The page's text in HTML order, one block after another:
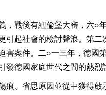
，戰後有紐倫堡大審，六
引起社會的檢討聲浪。第
害案件。二○一三年，德國
發德國家庭世代之間的熱烈
痕、省思原因並從中獲得